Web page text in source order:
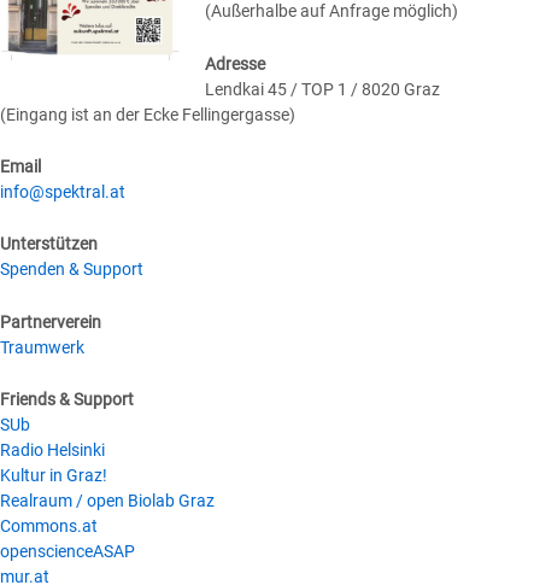
(Außerhalbe auf Anfrage möglich)
Adresse
Lendkai 45 / TOP 1 / 8020 Graz
(Eingang ist an der Ecke Fellingergasse)
Email
info@spektral.at
Unterstützen
Spenden & Support
Partnerverein
Traumwerk
Friends & Support
SUb
Radio Helsinki
Kultur in Graz!
Realraum / open Biolab Graz
Commons.at
openscienceASAP
mur.at